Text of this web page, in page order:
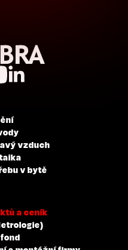
vzduch
v bytě
a ceník